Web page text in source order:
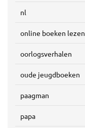
nl
online boeken lezen
oorlogsverhalen
oude jeugdboeken
paagman
papa